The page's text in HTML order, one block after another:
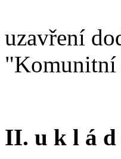
uzavření
"Komunitní
II. u k l á d